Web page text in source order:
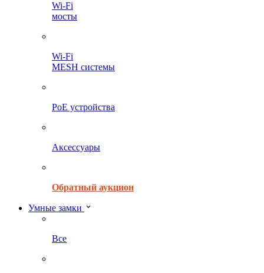
Wi-Fi
мосты
Wi-Fi
MESH системы
PoE устройства
Аксессуары
Обратный аукцион
Умные замки
Все